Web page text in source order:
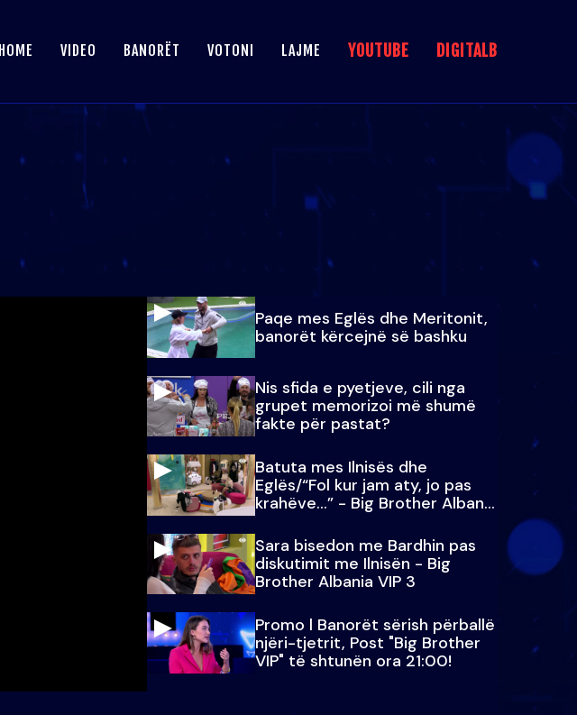
HOME VIDEO BANORËT VOTONI LAJME YOUTUBE DIGITALB
Paqe mes Eglës dhe Meritonit,
banorët kërcejnë së bashku
Nis sfida e pyetjeve, cili nga
grupet memorizoi më shumë
fakte për pastat?
Batuta mes Ilnisës dhe
Eglës/“Fol kur jam aty, jo pas
krahëve…” - Big Brother Albania
VIP 3
Sara bisedon me Bardhin pas
diskutimit me Ilnisën - Big
Brother Albania VIP 3
Promo l Banorët sërish përballë
njëri-tjetrit, Post "Big Brother
VIP" të shtunën ora 21:00!